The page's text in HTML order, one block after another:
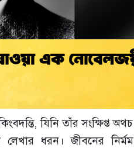
যিনি তাঁর সংক্ষিপ্ত অথচ
লেখার ধরন। জীবনের নির্মম